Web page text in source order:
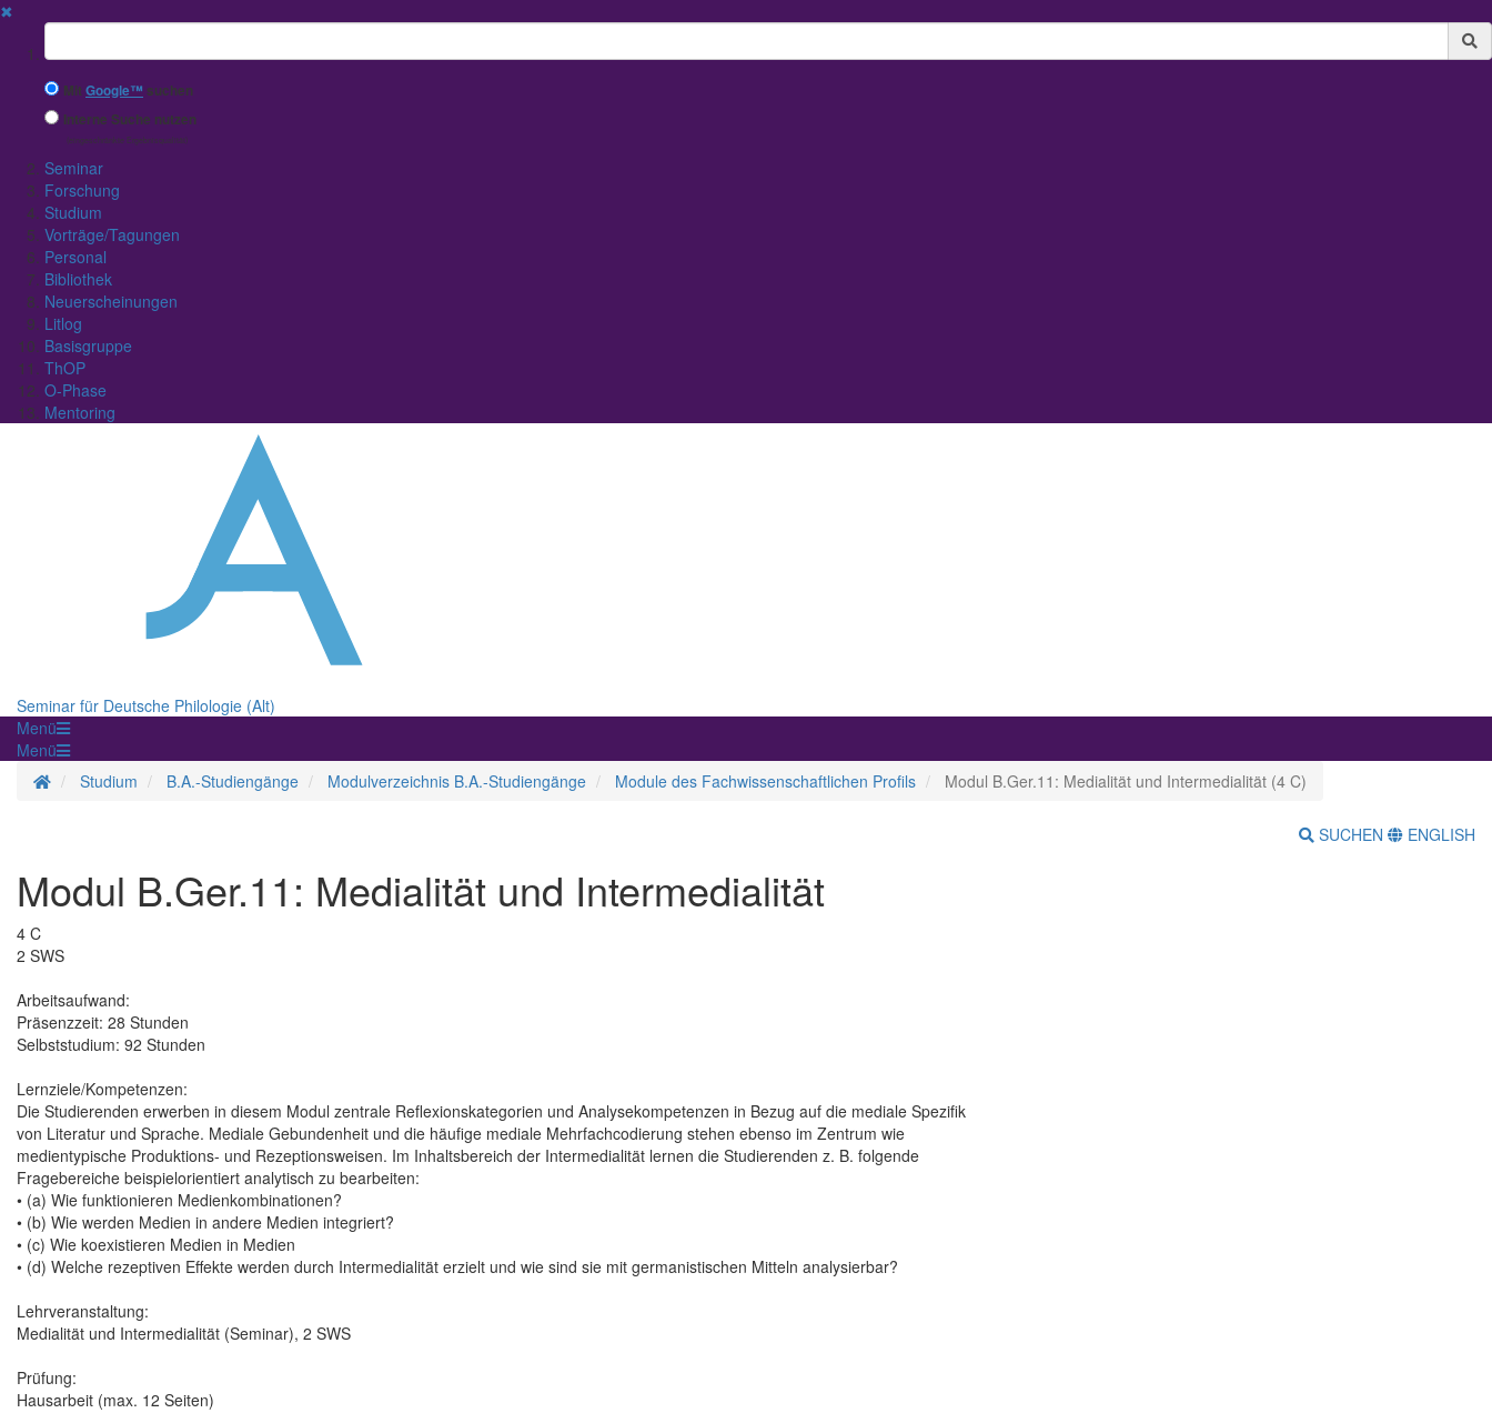
✖
Suchbegriff
MitGoogle™ suchen
Interne Suche nutzen
(eingeschränkte Ergebnisqualität)
Seminar
Forschung
Studium
Vorträge/Tagungen
Personal
Bibliothek
Neuerscheinungen
Litlog
Basisgruppe
ThOP
O-Phase
Mentoring
Seminar für Deutsche Philologie (Alt)
Menü
Menü
Startseite
Studium B.A.-Studiengänge Modulverzeichnis B.A.-Studiengänge Module des Fachwissenschaftlichen Profils Modul B.Ger.11: Medialität und Intermedialität (4 C)
SUCHEN ENGLISH
Modul B.Ger.11: Medialität und Intermedialität
4 C
2 SWS
Arbeitsaufwand:
Präsenzzeit: 28 Stunden
Selbststudium: 92 Stunden
Lernziele/Kompetenzen:
Die Studierenden erwerben in diesem Modul zentrale Reflexionskategorien und Analysekompetenzen in Bezug auf die mediale Spezifik
von Literatur und Sprache. Mediale Gebundenheit und die häufige mediale Mehrfachcodierung stehen ebenso im Zentrum wie
medientypische Produktions- und Rezeptionsweisen. Im Inhaltsbereich der Intermedialität lernen die Studierenden z. B. folgende
Fragebereiche beispielorientiert analytisch zu bearbeiten:
• (a) Wie funktionieren Medienkombinationen?
• (b) Wie werden Medien in andere Medien integriert?
• (c) Wie koexistieren Medien in Medien
• (d) Welche rezeptiven Effekte werden durch Intermedialität erzielt und wie sind sie mit germanistischen Mitteln analysierbar?
Lehrveranstaltung:
Medialität und Intermedialität (Seminar), 2 SWS
Prüfung:
Hausarbeit (max. 12 Seiten)